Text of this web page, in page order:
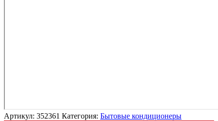
Артикул: 352361 Категория: Бытовые кондиционеры